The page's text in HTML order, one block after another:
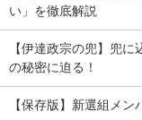
い」を徹底解説
【伊達政宗の兜】兜
の秘密に迫る！
【保存版】新選組メ